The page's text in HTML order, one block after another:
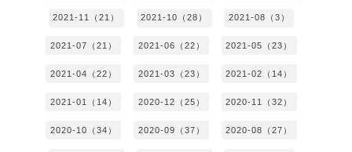
2021-11（21） 2021-10（28） 2021-08（3）
2021-07（21） 2021-06（22） 2021-05（23）
2021-04（22） 2021-03（23） 2021-02（14）
2021-01（14） 2020-12（25） 2020-11（32）
2020-10（34） 2020-09（37） 2020-08（27）